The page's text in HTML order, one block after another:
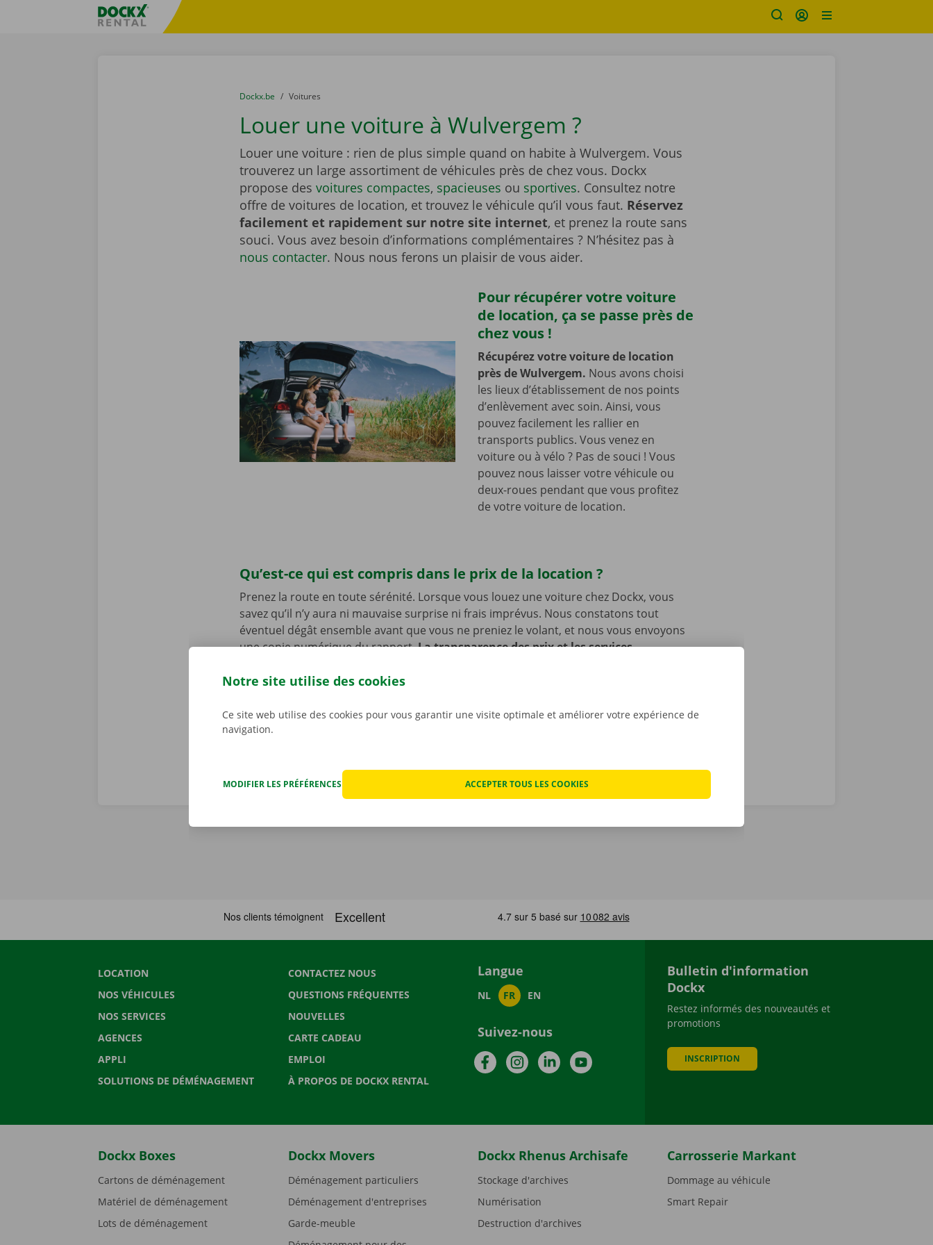
sitename
You are here:
du
Dockx.be to
Voitures
Louer une voiture à Wulvergem ?
Louer une voiture : rien de plus simple quand on habite à Wulvergem. Vous
trouverez un large assortiment de véhicules près de chez vous. Dockx
propose des voitures compactes, spacieuses ou sportives. Consultez notre
offre de voitures de location, et trouvez le véhicule qu’il vous faut. Réservez
facilement et rapidement sur notre site internet, et prenez la route sans
souci. Vous avez besoin d’informations complémentaires ? N’hésitez pas à
nous contacter. Nous nous ferons un plaisir de vous aider.
Pour récupérer votre voiture
de location, ça se passe près de
chez vous !
Récupérez votre voiture de location
près de Wulvergem. Nous avons choisi
les lieux d’établissement de nos points
d’enlèvement avec soin. Ainsi, vous
pouvez facilement les rallier en
transports publics. Vous venez en
voiture ou à vélo ? Pas de souci ! Vous
pouvez nous laisser votre véhicule ou
deux-roues pendant que vous profitez
de votre voiture de location.
Qu’est-ce qui est compris dans le prix de la location ?
Prenez la route en toute sérénité. Lorsque vous louez une voiture chez Dockx, vous
savez qu’il n’y aura ni mauvaise surprise ni frais imprévus. Nous constatons tout
éventuel dégât ensemble avant que vous ne preniez le volant, et nous vous envoyons
une copie numérique du rapport.La transparence des prix et les services
d’une panne technique, vous pourrez compter sur notre service d’assistance et de
LOCATION
NOS VÉHICULES
NOS SERVICES
AGENCES
APPLI
SOLUTIONS DE DÉMÉNAGEMENT
CONTACTEZ NOUS
QUESTIONS FRÉQUENTES
NOUVELLES
CARTE CADEAU
EMPLOI
À PROPOS DE DOCKX RENTAL
Langue
NL FR EN
Suivez-nous
FacebookInstagramLinkedInYouTube
Bulletin d'information
Dockx
Restez informés des nouveautés et
promotions
INSCRIPTION
Dockx Boxes
Cartons de déménagement
Matériel de déménagement
Lots de déménagement
Dockx Movers
Déménagement particuliers
Déménagement d'entreprises
Garde-meuble
Dockx Rhenus Archisafe
Stockage d'archives
Numérisation
Destruction d'archives
Carrosserie Markant
Dommage au véhicule
Smart Repair
Notre site utilise des cookies
Ce site web utilise des cookies pour vous garantir une visite optimale et améliorer votre expérience de
navigation.
MODIFIER LES PRÉFÉRENCES ACCEPTER TOUS LES COOKIES